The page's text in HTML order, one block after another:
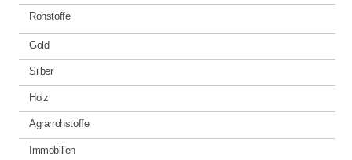
Rohstoffe
Gold
Silber
Holz
Agrarrohstoffe
Immobilien